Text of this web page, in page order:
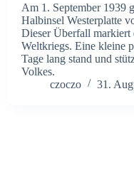
Am 1. September 1939
Halbinsel Westerplatte
Dieser Überfall markiert
Weltkriegs. Eine kleine
Tage lang stand und
Volkes.
czoczo
31.